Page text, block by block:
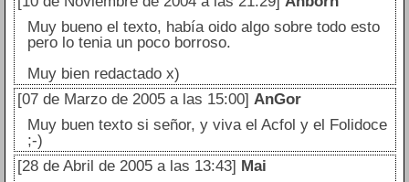
Muy bueno el texto, había oido algo sobre todo esto
pero lo tenia un poco borroso.
Muy bien redactado x)
[07 de Marzo de 2005 a las 15:00] AnGor
Muy buen texto si señor, y viva el Acfol y el Folidoce
;-)
[28 de Abril de 2005 a las 13:43] Mai